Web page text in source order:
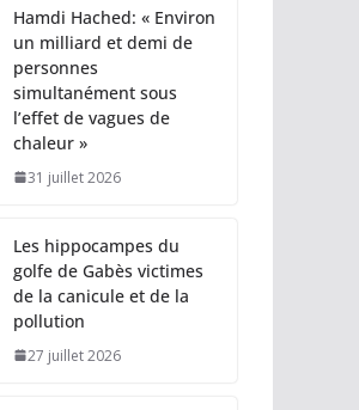
Hamdi Hached: « Environ
un milliard et demi de
personnes
simultanément sous
l’effet de vagues de
chaleur »
31 juillet 2026
Les hippocampes du
golfe de Gabès victimes
de la canicule et de la
pollution
27 juillet 2026